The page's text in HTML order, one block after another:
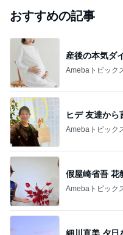
おすすめの記事
産後の本気ダ
Amebaトピック
ヒデ 友達から
Amebaトピック
假屋崎省吾 花
Amebaトピック
細川直美 夕日